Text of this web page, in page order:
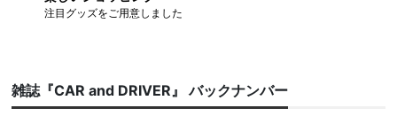
注目グッズをご用意しました
雑誌『CAR and DRIVER』 バックナンバー